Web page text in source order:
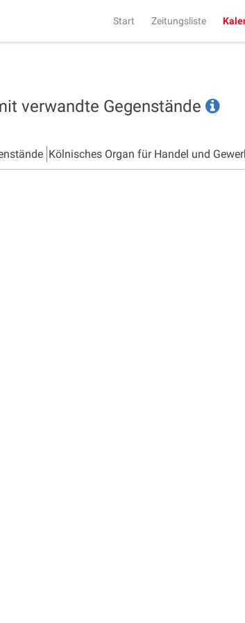
Start Zeitungsliste
verwandte Gegenstände
Kölnisches Organ für Handel und